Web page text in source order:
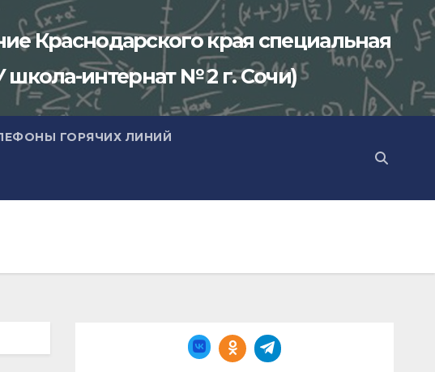
Краснодарского края специальная
интернат № 2 г. Сочи)
ГОРЯЧИХ ЛИНИЙ